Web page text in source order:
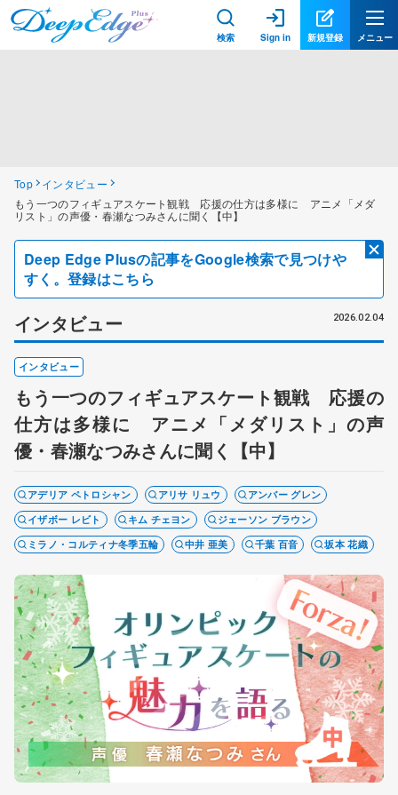
検索 Sign in 新規登録 メニュー
Top
インタビュー
もう一つのフィギュアスケート観戦 応援の仕方は多様に アニメ「メダ
リスト」の声優・春瀬なつみさんに聞く【中】
Deep Edge Plusの記事をGoogle検索で見つけや
すく。登録はこちら
インタビュー 2026.02.04
インタビュー
もう一つのフィギュアスケート観戦 応援の
仕方は多様に アニメ「メダリスト」の声
優・春瀬なつみさんに聞く【中】
アデリア ペトロシャン アリサ リュウ
アンバー グレン
イザボー レビト
キム チェヨン
ジェーソン ブラウン
ミラノ・コルティナ冬季五輪
中井 亜美 千葉 百音 坂本 花織